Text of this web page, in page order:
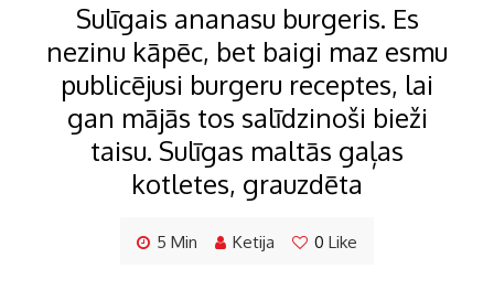
Sulīgais ananasu burgeris. Es
nezinu kāpēc, bet baigi maz esmu
publicējusi burgeru receptes, lai
gan mājās tos salīdzinoši bieži
taisu. Sulīgas maltās gaļas
kotletes, grauzdēta
5 Min Ketija 0 Like